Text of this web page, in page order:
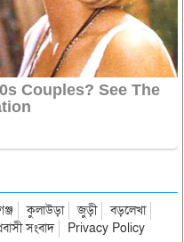
কুলাউড়া জুড়ী
বড়লেখা
সংবাদ Privacy Policy